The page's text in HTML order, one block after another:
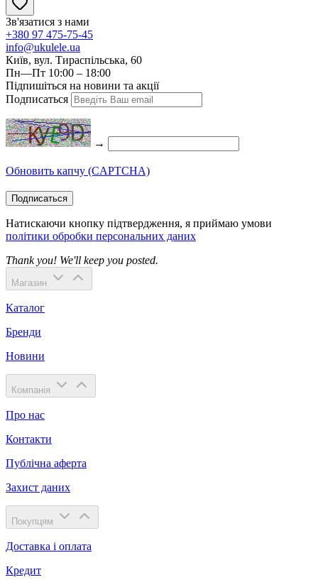
Зв'язатися з нами
+380 97 475-75-45
info@ukulele.ua
Київ, вул. Тираспільська, 60
Пн—Пт 10:00 – 18:00
Підпишіться на новини та акції
Подписаться
→
Обновить капчу (CAPTCHA)
Подписаться
Натискаючи кнопку підтвердження, я приймаю умови
політики обробки персональних даних
Thank you! We'll keep you posted.
Магазин
Каталог
Бренди
Новини
Компанія
Про нас
Контакти
Публічна аферта
Захист даних
Покупцям
Доставка і оплата
Кредит